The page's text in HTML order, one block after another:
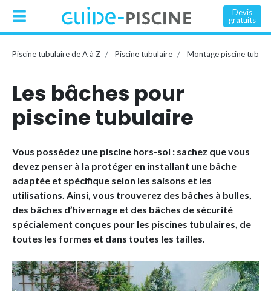
Devis
gratuits
Piscine tubulaire de A à Z Piscine tubulaire Montage piscine
Les bâches pour
piscine tubulaire
Vous possédez une piscine hors-sol : sachez que vous
devez penser à la protéger en installant une bâche
adaptée et spécifique selon les saisons et les
utilisations. Ainsi, vous trouverez des bâches à bulles,
des bâches d’hivernage et des bâches de sécurité
spécialement conçues pour les piscines tubulaires, de
toutes les formes et dans toutes les tailles.